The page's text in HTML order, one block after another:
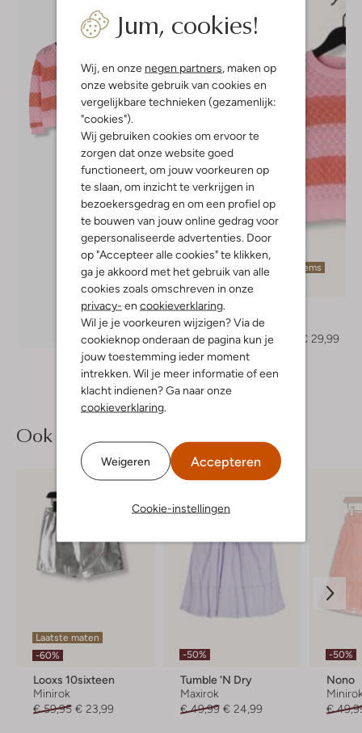
Jum, cookies!
Wij, en onze negen partners, maken op
onze website gebruik van cookies en
vergelijkbare technieken (gezamenlijk:
"cookies").
Wij gebruiken cookies om ervoor te
zorgen dat onze website goed
functioneert, om jouw voorkeuren op
te slaan, om inzicht te verkrijgen in
bezoekersgedrag en om een profiel op
te bouwen van jouw online gedrag voor
gepersonaliseerde advertenties. Door
op "Accepteer alle cookies" te klikken,
ga je akkoord met het gebruik van alle
cookies zoals omschreven in onze
privacy- en cookieverklaring.
Wil je je voorkeuren wijzigen? Via de
cookieknop onderaan de pagina kun je
jouw toestemming ieder moment
intrekken. Wil je meer informatie of een
klacht indienen? Ga naar onze
cookieverklaring.
Weigeren Accepteren
Cookie-instellingen
Ontdek de look
Laatste items
Trui
€ 59,99
€ 29,99
Ook iets voor jou?
Laatste maten
-60%
Looxs 10sixteen
Minirok
€ 59,95 € 23,99
-50%
Tumble 'n Dry
Maxirok
€ 49,99 € 24,99
-50%
Nono
€